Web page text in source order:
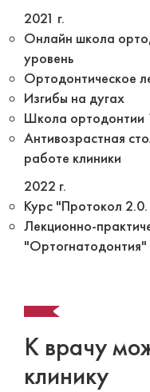
2021 г.
Онлайн школа
уровень
Ортодонтическое
Изгибы на дугах
Школа ортодонтии
Антивозрастная
работе клиники
2022 г.
Курс "Протокол
Лекционно-
"Ортогнатодонтия"
К врачу
клинику